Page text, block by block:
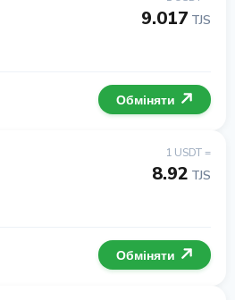
9.017 TJS
Обміняти
1 USDT =
8.92 TJS
Обміняти